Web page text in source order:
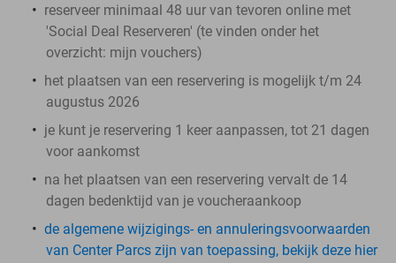
reserveer minimaal 48 uur van tevoren online met
'Social Deal Reserveren' (te vinden onder het
overzicht: mijn vouchers)
het plaatsen van een reservering is mogelijk t/m 24
augustus 2026
je kunt je reservering 1 keer aanpassen, tot 21 dagen
voor aankomst
na het plaatsen van een reservering vervalt de 14
dagen bedenktijd van je voucheraankoop
de algemene wijzigings- en annuleringsvoorwaarden
van Center Parcs zijn van toepassing, bekijk deze hier